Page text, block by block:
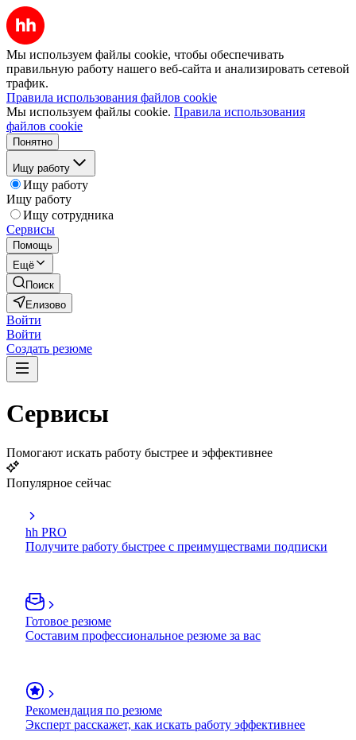
Мы используем файлы cookie, чтобы обеспечивать
правильную работу нашего веб-сайта и анализировать сетевой
трафик.
Правила использования файлов cookie
Мы используем файлы cookie. Правила использования
файлов cookie
Понятно
Ищу работу
Ищу работу
Ищу работу
Ищу сотрудника
Сервисы
Помощь
Ещё
Поиск
Елизово
Войти
Войти
Создать резюме
Сервисы
Помогают искать работу быстрее и эффективнее
Популярное сейчас
hh PRO
Получите работу быстрее с преимуществами подписки
Готовое резюме
Составим профессиональное резюме за вас
Рекомендация по резюме
Эксперт расскажет, как искать работу эффективнее